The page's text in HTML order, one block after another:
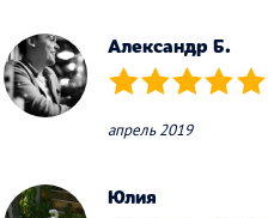
Александр Б.
(*) (*) (*) (*) (*)
апрель 2019
Юлия